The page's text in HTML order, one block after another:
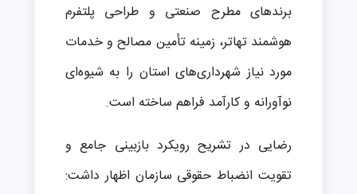
برندهای مطرح صنعتی و طراحی پلتفرم
هوشمند تهاتر، زمینه تأمین مصالح و خدمات
مورد نیاز شهرداری‌های استان را به شیوه‌ای
نوآورانه و کارآمد فراهم ساخته است.
رضایی در تشریح رویکرد بازبینی جامع و
تقویت انضباط حقوقی سازمان اظهار داشت: